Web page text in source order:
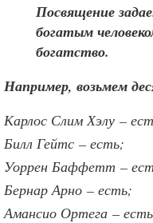
Посвящение
богатым
богатство.
Например, возьмем
Карлос Слим Хэлу –
Билл Гейтс – есть;
Уоррен Баффетт –
Бернар Арно – есть;
Амансио Ортега –